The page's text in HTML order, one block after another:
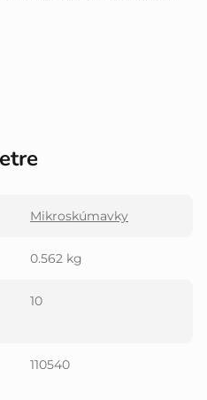
Mikroskúmavky
0.562 kg
10
110540